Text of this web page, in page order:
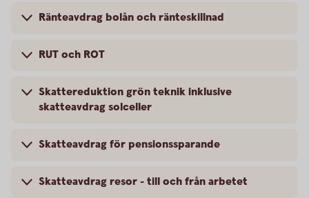
Ränteavdrag bolån och ränteskillnad
RUT och ROT
Skattereduktion grön teknik inklusive
skatteavdrag solceller
Skatteavdrag för pensionssparande
Skatteavdrag resor - till och från arbetet